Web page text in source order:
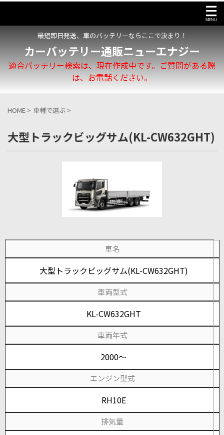
最短即日発送、車のバッテリーならここで決まり！
カーバッテリー通販ニューエナジー
適合バッテリー検索は、現在作成中です。ご質問がある際
は、お電話ください。
HOME > 車種で選ぶ >
大型トラックビッグサム(KL-CW632GHT)
車名
大型トラックビッグサム(KL-CW632GHT)
車両型式
KL-CW632GHT
車両年式
2000～
エンジン型式
RH10E
排気量